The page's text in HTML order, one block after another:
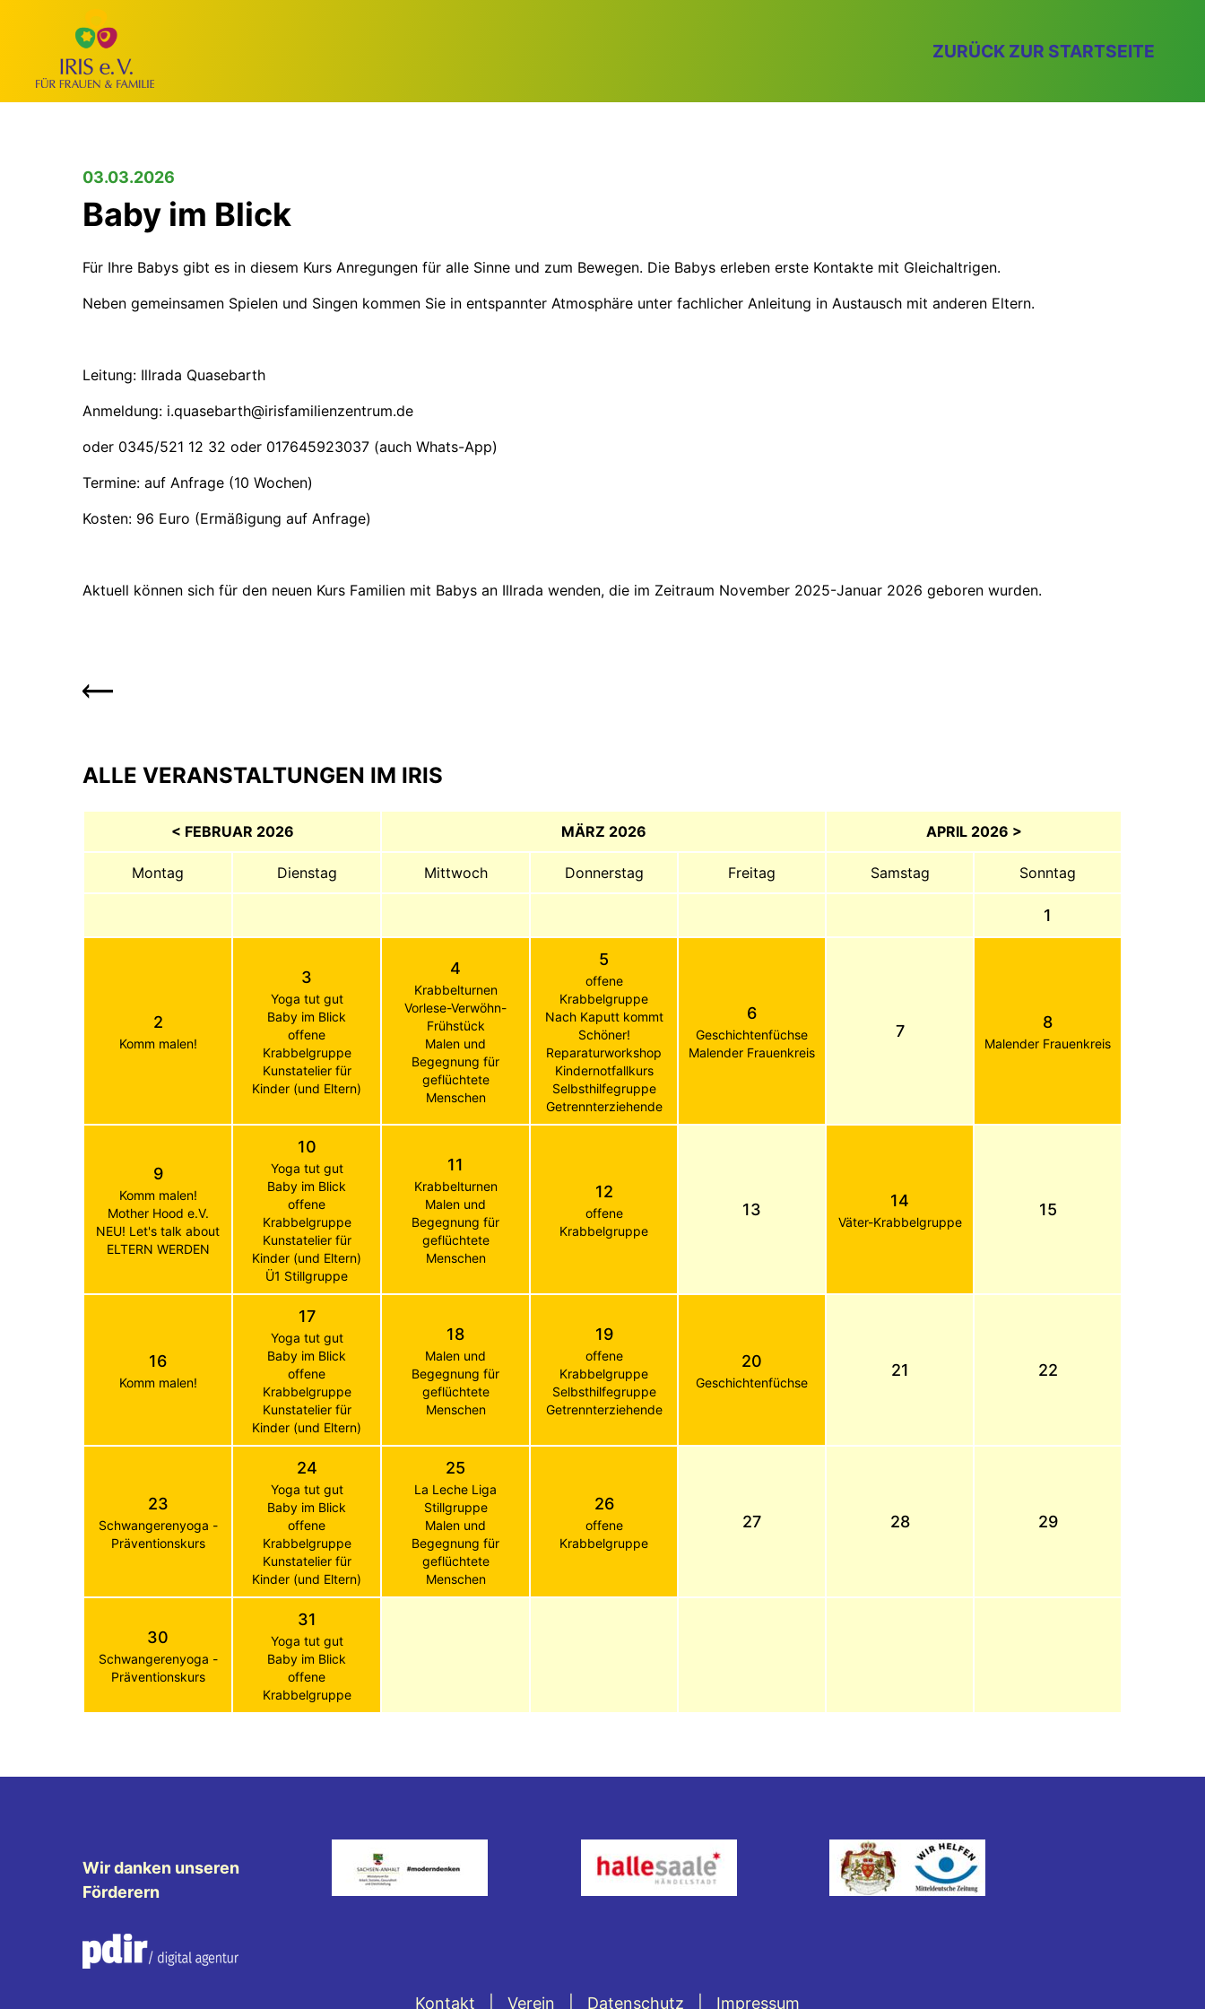
ZURÜCK ZUR STARTSEITE
03.03.2026
Baby im Blick
Für Ihre Babys gibt es in diesem Kurs Anregungen für alle Sinne und zum Bewegen. Die Babys erleben erste Kontakte mit Gleichaltrigen.
Neben gemeinsamen Spielen und Singen kommen Sie in entspannter Atmosphäre unter fachlicher Anleitung in Austausch mit anderen Eltern.
Leitung: Illrada Quasebarth
Anmeldung: i.quasebarth@irisfamilienzentrum.de
oder 0345/521 12 32 oder 017645923037 (auch Whats-App)
Termine: auf Anfrage (10 Wochen)
Kosten: 96 Euro (Ermäßigung auf Anfrage)
Aktuell können sich für den neuen Kurs Familien mit Babys an Illrada wenden, die im Zeitraum November 2025-Januar 2026 geboren wurden.
ALLE VERANSTALTUNGEN IM IRIS
< FEBRUAR 2026 MÄRZ 2026 APRIL 2026 >
Montag Dienstag Mittwoch Donnerstag Freitag Samstag Sonntag
1
2
Komm malen!
3
Yoga tut gut
Baby im Blick
offene
Krabbelgruppe
Kunstatelier für
Kinder (und Eltern)
4
Krabbelturnen
Vorlese-Verwöhn-
Frühstück
Malen und
Begegnung für
geflüchtete
Menschen
5
offene
Krabbelgruppe
Nach Kaputt kommt
Schöner!
Reparaturworkshop
Kindernotfallkurs
Selbsthilfegruppe
Getrennterziehende
6
Geschichtenfüchse
Malender Frauenkreis
7 8
Malender Frauenkreis
9
Komm malen!
Mother Hood e.V.
NEU! Let's talk about
ELTERN WERDEN
10
Yoga tut gut
Baby im Blick
offene
Krabbelgruppe
Kunstatelier für
Kinder (und Eltern)
Ü1 Stillgruppe
11
Krabbelturnen
Malen und
Begegnung für
geflüchtete
Menschen
12
offene
Krabbelgruppe
13 14
Väter-Krabbelgruppe
15
16
Komm malen!
17
Yoga tut gut
Baby im Blick
offene
Krabbelgruppe
Kunstatelier für
Kinder (und Eltern)
18
Malen und
Begegnung für
geflüchtete
Menschen
19
offene
Krabbelgruppe
Selbsthilfegruppe
Getrennterziehende
20
Geschichtenfüchse
21 22
23
Schwangerenyoga -
Präventionskurs
24
Yoga tut gut
Baby im Blick
offene
Krabbelgruppe
Kunstatelier für
Kinder (und Eltern)
25
La Leche Liga
Stillgruppe
Malen und
Begegnung für
geflüchtete
Menschen
26
offene
Krabbelgruppe
27 28 29
30
Schwangerenyoga -
Präventionskurs
31
Yoga tut gut
Baby im Blick
offene
Krabbelgruppe
Wir danken unseren
Förderern
Kontakt Verein Datenschutz Impressum